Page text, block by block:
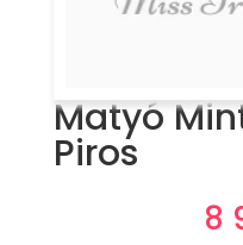
Matyó
Piros
8